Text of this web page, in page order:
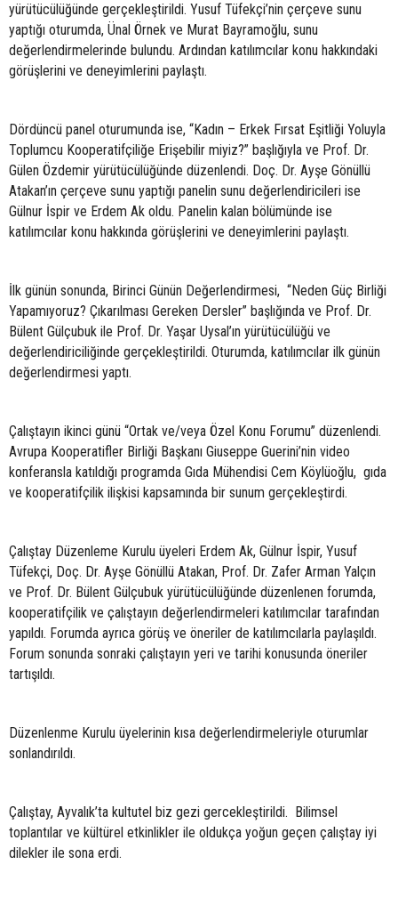
yürütücülüğünde gerçekleştirildi. Yusuf Tüfekçi’nin çerçeve sunu
yaptığı oturumda, Ünal Örnek ve Murat Bayramoğlu, sunu
değerlendirmelerinde bulundu. Ardından katılımcılar konu hakkındaki
görüşlerini ve deneyimlerini paylaştı.
Dördüncü panel oturumunda ise, “Kadın – Erkek Fırsat Eşitliği Yoluyla
Toplumcu Kooperatifçiliğe Erişebilir miyiz?” başlığıyla ve Prof. Dr.
Gülen Özdemir yürütücülüğünde düzenlendi. Doç. Dr. Ayşe Gönüllü
Atakan’ın çerçeve sunu yaptığı panelin sunu değerlendiricileri ise
Gülnur İspir ve Erdem Ak oldu. Panelin kalan bölümünde ise
katılımcılar konu hakkında görüşlerini ve deneyimlerini paylaştı.
İlk günün sonunda, Birinci Günün Değerlendirmesi, “Neden Güç Birliği
Yapamıyoruz? Çıkarılması Gereken Dersler” başlığında ve Prof. Dr.
Bülent Gülçubuk ile Prof. Dr. Yaşar Uysal’ın yürütücülüğü ve
değerlendiriciliğinde gerçekleştirildi. Oturumda, katılımcılar ilk günün
değerlendirmesi yaptı.
Çalıştayın ikinci günü “Ortak ve/veya Özel Konu Forumu” düzenlendi.
Avrupa Kooperatifler Birliği Başkanı Giuseppe Guerini’nin video
konferansla katıldığı programda Gıda Mühendisi Cem Köylüoğlu, gıda
ve kooperatifçilik ilişkisi kapsamında bir sunum gerçekleştirdi.
Çalıştay Düzenleme Kurulu üyeleri Erdem Ak, Gülnur İspir, Yusuf
Tüfekçi, Doç. Dr. Ayşe Gönüllü Atakan, Prof. Dr. Zafer Arman Yalçın
ve Prof. Dr. Bülent Gülçubuk yürütücülüğünde düzenlenen forumda,
kooperatifçilik ve çalıştayın değerlendirmeleri katılımcılar tarafından
yapıldı. Forumda ayrıca görüş ve öneriler de katılımcılarla paylaşıldı.
Forum sonunda sonraki çalıştayın yeri ve tarihi konusunda öneriler
tartışıldı.
Düzenlenme Kurulu üyelerinin kısa değerlendirmeleriyle oturumlar
sonlandırıldı.
Çalıştay, Ayvalık’ta kultutel biz gezi gercekleştirildi. Bilimsel
toplantılar ve kültürel etkinlikler ile oldukça yoğun geçen çalıştay iyi
dilekler ile sona erdi.